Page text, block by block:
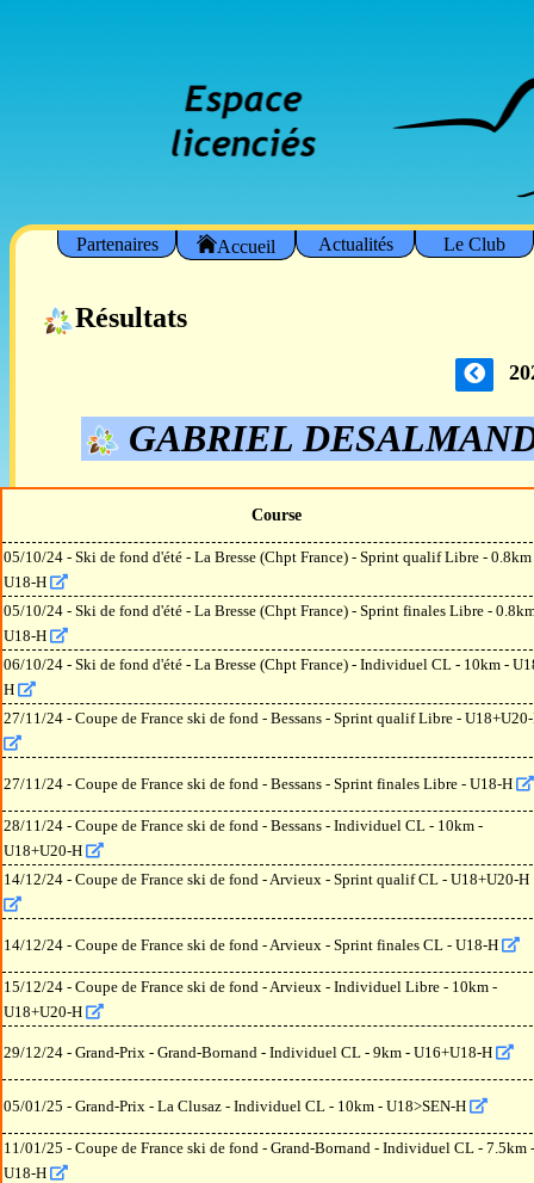
Partenaires Accueil Actualités Le Club
Résultats
GABRIEL
Course
05/10/24 - Ski de fond d'été - La Bresse (Chpt France) - Sprint qualif Libre - 0.8km
U18-H
05/10/24 - Ski de fond d'été - La Bresse (Chpt France) - Sprint finales Libre -
U18-H
06/10/24 - Ski de fond d'été - La Bresse (Chpt France) - Individuel CL - 10km -
H
27/11/24 - Coupe de France ski de fond - Bessans - Sprint qualif Libre -
27/11/24 - Coupe de France ski de fond - Bessans - Sprint finales Libre - U18-H
28/11/24 - Coupe de France ski de fond - Bessans - Individuel CL - 10km -
U18+U20-H
14/12/24 - Coupe de France ski de fond - Arvieux - Sprint qualif CL - U18+U20-H
14/12/24 - Coupe de France ski de fond - Arvieux - Sprint finales CL - U18-H
15/12/24 - Coupe de France ski de fond - Arvieux - Individuel Libre - 10km -
U18+U20-H
29/12/24 - Grand-Prix - Grand-Bornand - Individuel CL - 9km - U16+U18-H
05/01/25 - Grand-Prix - La Clusaz - Individuel CL - 10km - U18>SEN-H
11/01/25 - Coupe de France ski de fond - Grand-Bornand - Individuel CL - 7.5km -
U18-H